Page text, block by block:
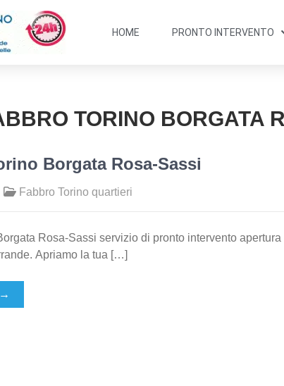
HOME PRONTO INTERVENTO
TORINO BORGATA
Borgata Rosa-Sassi
Fabbro Torino quartieri
Rosa-Sassi servizio di pronto intervento
Apriamo la tua […]